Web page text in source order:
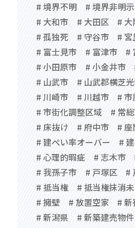
# 境界不明
# 境界非明示
# 大和市
# 大田区 # 大
# 孤独死
# 守谷市 # 宮
# 富士見市
# 富津市 #
# 小田原市
# 小金井市
# 山武市
# 山武郡横芝
# 川崎市
# 川越市 # 市
# 市街化調整区域
# 常
# 床抜け
# 府中市 # 座
# 建ぺい率オーバー
#
# 心理的瑕疵
# 志木市
# 我孫子市
# 戸塚区 #
# 抵当権
# 抵当権抹消
# 擁壁
# 放置空家 # 新
# 新潟県
# 新築建売物件